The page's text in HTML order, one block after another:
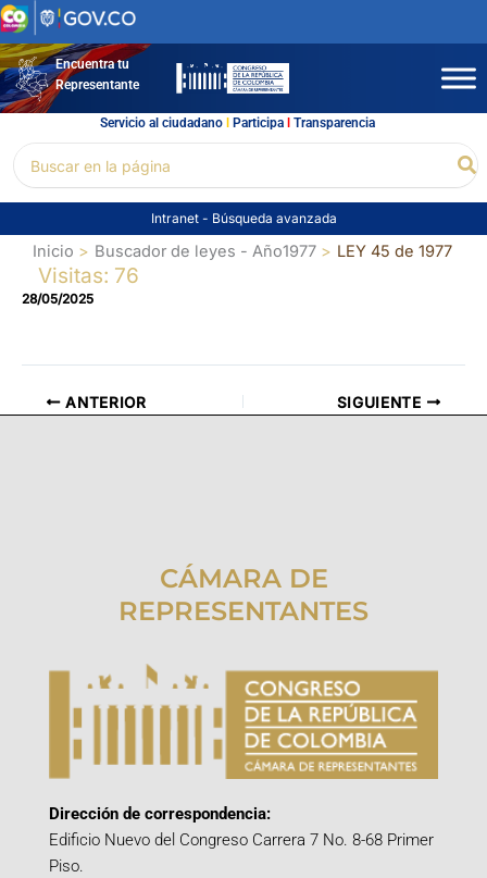
Ir
al
contenidoEncuentra tu
Representante
Servicio al ciudadano l Participal Transparencia
por:
Intranet - Búsqueda avanzada
Inicio Buscador de leyes - Año1977 LEY 45 de 1977
Visitas: 76
28/05/2025
ANTERIOR SIGUIENTE
CÁMARA DE
REPRESENTANTES
Dirección de correspondencia:
Edificio Nuevo del Congreso Carrera 7 No. 8-68 Primer
Piso.